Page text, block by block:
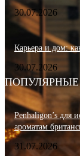
30.07.2026
Карьера и дом:
30.07.2026
ПОПУЛЯРНЫЕ
Penhaligon’s
ароматам
31.07.2026